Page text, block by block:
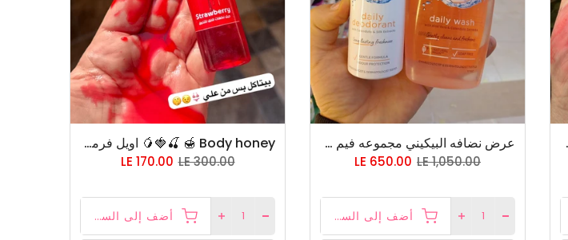
مش البرفيوم العادي عرض نضافه البيكيني مجموعه فيم فريش
LE 1,050.00
LE 650.00
أضف إلى السلة
Body honey 🍯 🍒🍓🥭 اويل فرمون بنكهه العسل و الكريز و الفراوله و التوت وقابل للتذوق عاوزة اي تاني 🙂😂❤️ خاص للمتزوجين فقط
LE 300.00
LE 170.00
أضف إلى السلة